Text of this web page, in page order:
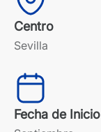
Centro
Sevilla
Fecha de Inicio